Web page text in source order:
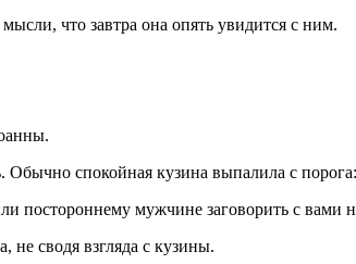
что завтра она опять увидится с ним.
Обычно спокойная кузина выпалила с порога:
постороннему мужчине заговорить с вами
не сводя взгляда с кузины.